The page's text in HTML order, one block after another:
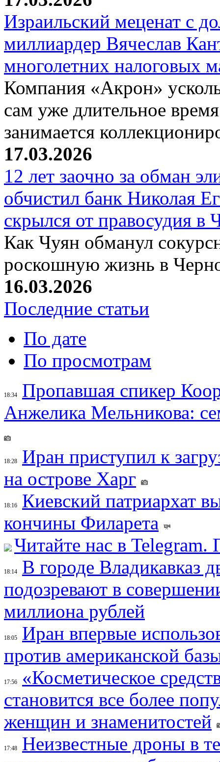
Израильский меценат с
миллиардер Вячеслав
многолетних налоговых
Компания «Акрон»
сам уже длительное
занимается
17.03.2026
12 лет заочно за обман
обчистил банк Николая
скрылся от правосудия в
Как Чуян обманул
роскошную жизнь в
16.03.2026
Последние статьи
По дате
По просмотрам
18:34
Пропавшая спикер
Анжелика Мельникова:
18:28
Иран приступил к
на острове Харг
18:16
Киевский патриархат
кончины Филарета
Читайте нас в
18:14
В городе Владикавказ
подозревают в
миллиона рублей
18:05
Иран впервые
против американской
17:56
«Косметическое
становится все более
женщин и знаменитостей
17:48
Неизвестные дроны в